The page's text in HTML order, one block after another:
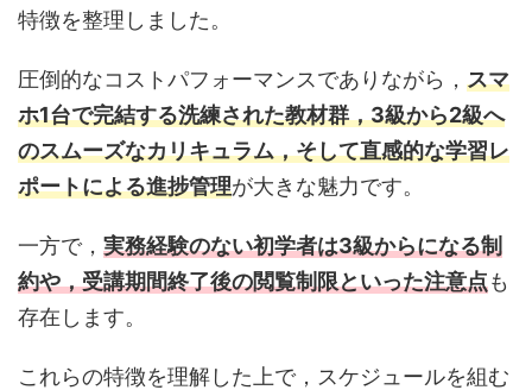
特徴を整理しました。
圧倒的なコストパフォーマンスでありながら， スマ
ホ1台で完結する洗練された教材群，3級から2級へ
のスムーズなカリキュラム，そして直感的な学習レ
ポートによる進捗管理が大きな魅力です。
一方で， 実務経験のない初学者は3級からになる制
約や，受講期間終了後の閲覧制限といった注意点も
存在します。
これらの特徴を理解した上で，スケジュールを組む